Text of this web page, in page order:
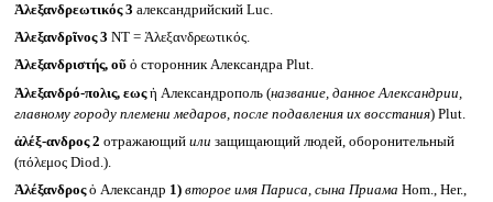
Ἀλεξανδρεωτικός 3 александрийский Luc.
Ἀλεξανδρῖνος 3 NT = Ἀλεξανδρεωτικός.
Ἀλεξανδριστής, οῦὁ сторонник Александра Plut.
Ἀλεξανδρό-πολις, εωςἡ Александрополь (название, данное Александрии,
главному городу племени медаров, после подавления их восстания) Plut.
ἀλέξ-ανδρος 2 отражающий или защищающий людей, оборонительный
(πόλεμος Diod.).
Ἀλέξανδροςὁ Александр 1) второе имя Париса, сына Приама Hom., Her.,